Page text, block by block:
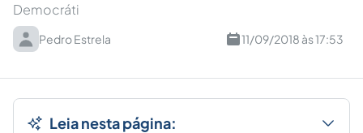
Democráti
Pedro Estrela 11/09/2018 às 17:53
Leia nesta página: